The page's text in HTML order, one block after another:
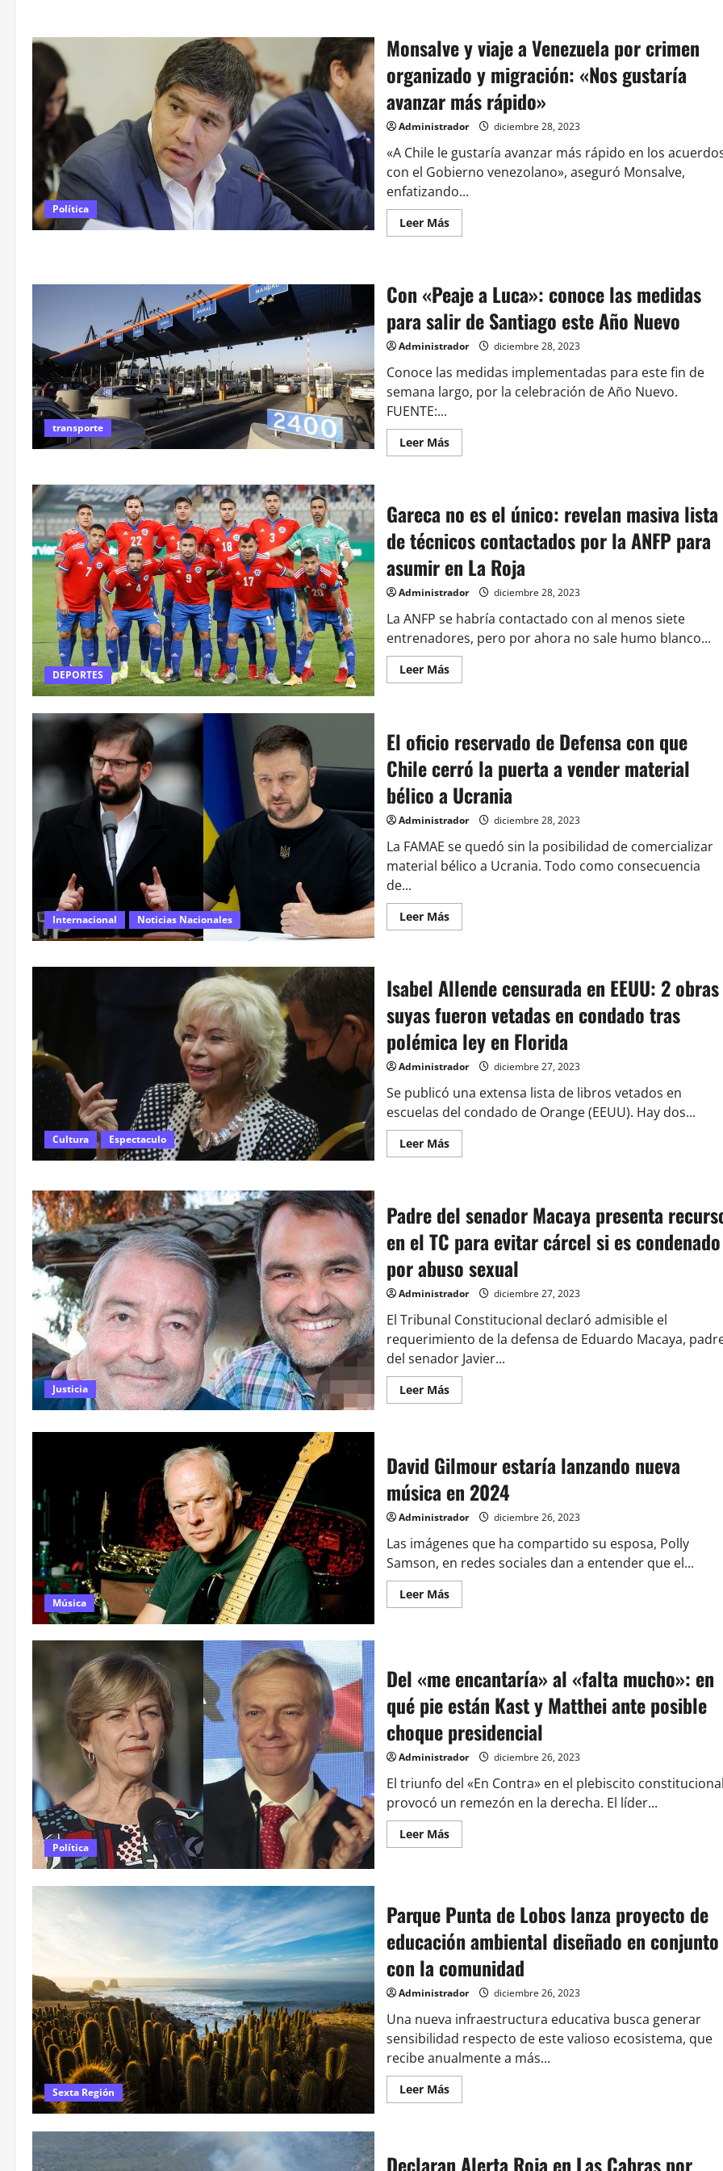
Política
Monsalve y viaje a Venezuela por crimen
organizado y migración: «Nos gustaría
avanzar más rápido»
Administrador diciembre 28, 2023
«A Chile le gustaría avanzar más rápido en los
con el Gobierno venezolano», aseguró Monsalve,
enfatizando...
Leer MásLeer
más
viaje
a
Venezuela
por
crimen
organizado
migración:
«Nos
gustaría
avanzar
rápido»
transporte
Con «Peaje a Luca»: conoce las medidas
para salir de Santiago este Año Nuevo
Administrador diciembre 28, 2023
Conoce las medidas implementadas para este fin de
semana largo, por la celebración de Año Nuevo.
FUENTE:...
Leer MásLeer
más
a
Luca»:
conoce
las
medidas
para
salir
de
Santiago
este
Año
Nuevo
DEPORTES
Gareca no es el único: revelan masiva lista
de técnicos contactados por la ANFP para
asumir en La Roja
Administrador diciembre 28, 2023
La ANFP se habría contactado con al menos siete
entrenadores, pero por ahora no sale humo blanco...
Leer MásLeer
más
es
el
único:
revelan
masiva
lista
de
técnicos
contactados
la
ANFP
para
La
Roja
Internacional Noticias Nacionales
El oficio reservado de Defensa con que
Chile cerró la puerta a vender material
bélico a Ucrania
Administrador diciembre 28, 2023
La FAMAE se quedó sin la posibilidad de comercializar
material bélico a Ucrania. Todo como consecuencia
de...
Leer MásLeer
más
reservado
de
con
que
Chile
cerró
la
puerta
vender
material
bélico
a
Ucrania
Cultura Espectaculo
Isabel Allende censurada en EEUU: 2 obras
suyas fueron vetadas en condado tras
polémica ley en Florida
Administrador diciembre 27, 2023
Se publicó una extensa lista de libros vetados en
escuelas del condado de Orange (EEUU). Hay dos...
Leer MásLeer
más
censurada
en
2
obras
suyas
fueron
vetadas
en
condado
tras
polémica
ley
en
Florida
Justicia
Padre del senador Macaya presenta
en el TC para evitar cárcel si es condenado
por abuso sexual
Administrador diciembre 27, 2023
El Tribunal Constitucional declaró admisible el
requerimiento de la defensa de Eduardo Macaya,
del senador Javier...
Leer MásLeer
más
senador
Macaya
presenta
recurso
en
el
TC
evitar
cárcel
si
es
condenado
por
Música
David Gilmour estaría lanzando nueva
música en 2024
Administrador diciembre 26, 2023
Las imágenes que ha compartido su esposa, Polly
Samson, en redes sociales dan a entender que el...
Leer MásLeer
más
lanzando
nueva
música
en
2024
Política
Del «me encantaría» al «falta mucho»: en
qué pie están Kast y Matthei ante posible
choque presidencial
Administrador diciembre 26, 2023
El triunfo del «En Contra» en el plebiscito
provocó un remezón en la derecha. El líder...
Leer MásLeer
más
al
«falta
mucho»:
en
pie
están
Kast
Matthei
ante
posible
choque
presidencial
Sexta Región
Parque Punta de Lobos lanza proyecto de
educación ambiental diseñado en conjunto
con la comunidad
Administrador diciembre 26, 2023
Una nueva infraestructura educativa busca generar
sensibilidad respecto de este valioso ecosistema, que
recibe anualmente a más...
Leer MásLeer
más
Lobos
Declaran Alerta Roja en Las Cabras por